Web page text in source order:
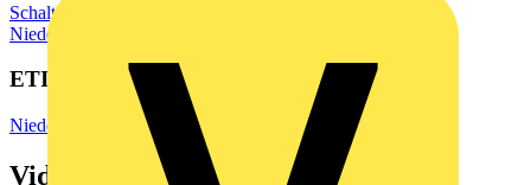
Schaltgeräte & Überstromschutz
Niederspannungsschaltgeräte
ETIM Group
Niederspannungsschaltgeräte
Videos